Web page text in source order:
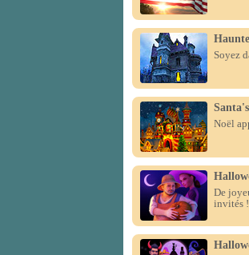
Soyez
Noël
De
invités !